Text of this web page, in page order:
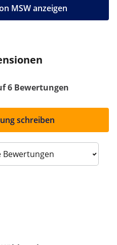
MSW anzeigen
6 Bewertungen
schreiben
reviews